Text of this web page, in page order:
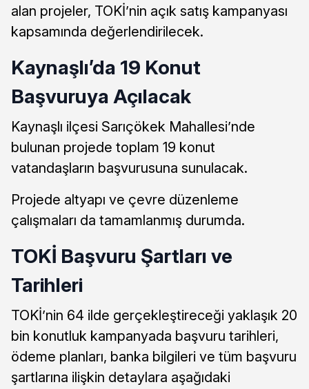
alan projeler, TOKİ’nin açık satış kampanyası
kapsamında değerlendirilecek.
Kaynaşlı’da 19 Konut
Başvuruya Açılacak
Kaynaşlı ilçesi Sarıçökek Mahallesi’nde
bulunan projede toplam 19 konut
vatandaşların başvurusuna sunulacak.
Projede altyapı ve çevre düzenleme
çalışmaları da tamamlanmış durumda.
TOKİ Başvuru Şartları ve
Tarihleri
TOKİ’nin 64 ilde gerçekleştireceği yaklaşık 20
bin konutluk kampanyada başvuru tarihleri,
ödeme planları, banka bilgileri ve tüm başvuru
şartlarına ilişkin detaylara aşağıdaki